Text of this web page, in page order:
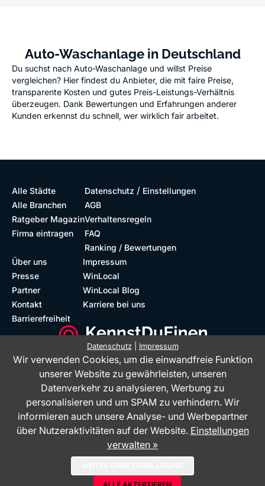
Auto-Waschanlage in Deutschland
Du suchst nach Auto-Waschanlage und willst Preise
vergleichen? Hier findest du Anbieter, die mit faire Preise,
transparente Kosten und gutes Preis-Leistungs-Verhältnis
überzeugen. Dank Bewertungen und Erfahrungen anderer
Kunden erkennst du schnell, wer wirklich fair arbeitet.
Alle Städte
Alle Branchen
Ratgeber Magazin
Firma eintragen
Datenschutz / Einstellungen
AGB
Verhaltensregeln
FAQ
Ranking / Bewertungen
Über uns
Presse
Partner
Kontakt
Barrierefreiheit
Impressum
WinLocal
WinLocal Blog
Karriere bei uns
GmbH - © 2026
Datenschutz| Impressum
Wir verwenden Cookies, um die einwandfreie Funktion
unserer Website zu gewährleisten, unseren
Datenverkehr zu analysieren, Werbung zu
personalisieren und um SPAM zu verhindern. Wir
informieren auch unsere Analyse- und Werbepartner
über Nutzeraktivitäten auf der Website. Einstellungen
verwalten »